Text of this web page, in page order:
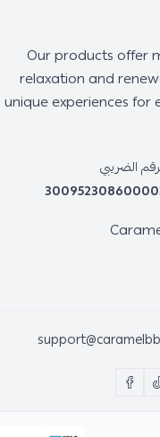
Our products offer
relaxation and
unique experiences for
الضريبي